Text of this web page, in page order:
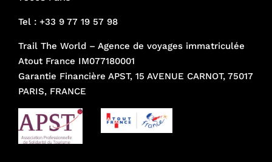
Tel : +33 9 77 19 57 98
Trail The World – Agence de voyages immatriculée
Atout France IM077180001
Garantie Financière APST, 15 AVENUE CARNOT, 75017
PARIS, FRANCE